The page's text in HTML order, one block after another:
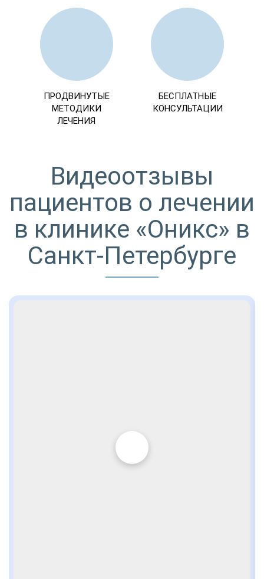
ПРОДВИНУТЫЕ
МЕТОДИКИ
ЛЕЧЕНИЯ
БЕСПЛАТНЫЕ
КОНСУЛЬТАЦИИ
Видеоотзывы
пациентов о лечении
в клинике «Оникс» в
Санкт-Петербурге